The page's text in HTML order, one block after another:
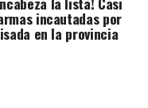
incautadas por
en la provincia